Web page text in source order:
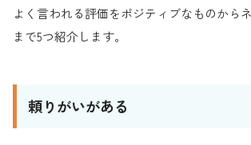
よく言われる評価をポジティブなものから
まで5つ紹介します。
頼りがいがある